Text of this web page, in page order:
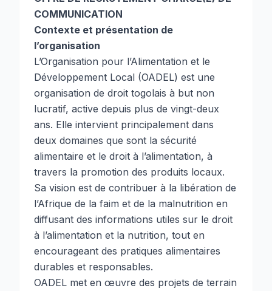
COMMUNICATION
Contexte et présentation de
l’organisation
L’Organisation pour l’Alimentation et le
Développement Local (OADEL) est une
organisation de droit togolais à but non
lucratif, active depuis plus de vingt-deux
ans. Elle intervient principalement dans
deux domaines que sont la sécurité
alimentaire et le droit à l’alimentation, à
travers la promotion des produits locaux.
Sa vision est de contribuer à la libération de
l’Afrique de la faim et de la malnutrition en
diffusant des informations utiles sur le droit
à l’alimentation et la nutrition, tout en
encourageant des pratiques alimentaires
durables et responsables.
OADEL met en œuvre des projets de terrain